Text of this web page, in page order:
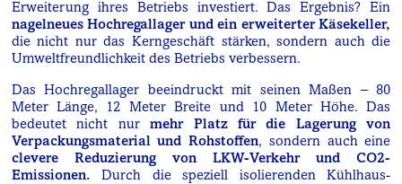
Erweiterung ihres Betriebs investiert. Das Ergebnis? Ein
nagelneues Hochregallager und ein erweiterter Käsekeller,
die nicht nur das Kerngeschäft stärken, sondern auch die
Umweltfreundlichkeit des Betriebs verbessern.
Das Hochregallager beeindruckt mit seinen Maßen – 80
Meter Länge, 12 Meter Breite und 10 Meter Höhe. Das
bedeutet nicht nurmehr Platz für die Lagerung von
Verpackungsmaterial und Rohstoffen, sondern auch eine
clevere Reduzierung von LKW-Verkehr und CO2-
Emissionen. Durch die speziell isolierenden Kühlhaus-